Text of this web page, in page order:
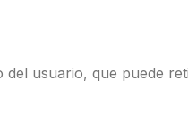
usuario, que puede